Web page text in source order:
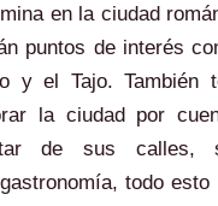
en la ciudad
puntos de interés
y el Tajo. También
la ciudad por
de sus calles,
todo esto